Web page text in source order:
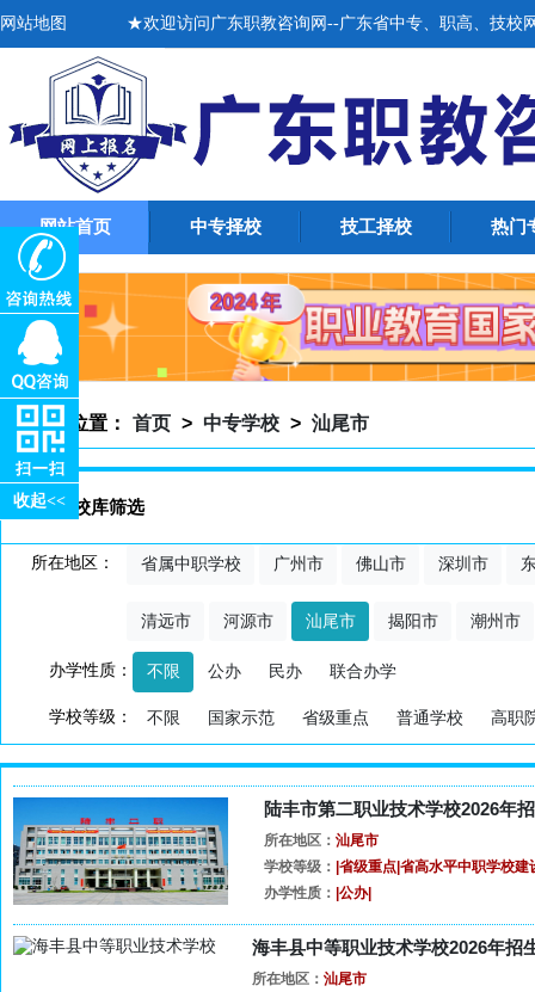
网站地图 ★欢迎访问广东职教咨询网--广东省中专、职高、技
网站首页 中专择校 技工择校 热门
当前位置： 首页 > 中专学校 > 汕尾市
中专学校库筛选
所在地区： 省属中职学校 广州市 佛山市 深圳市
清远市 河源市 汕尾市 揭阳市 潮州市
办学性质： 不限 公办 民办 联合办学
学校等级： 不限 国家示范 省级重点 普通学校 高职
陆丰市第二职业技术学校2026年
所在地区： 汕尾市
学校等级： |省级重点|省高水平中职学校建
办学性质： |公办|
海丰县中等职业技术学校2026年招
所在地区： 汕尾市
收起<<